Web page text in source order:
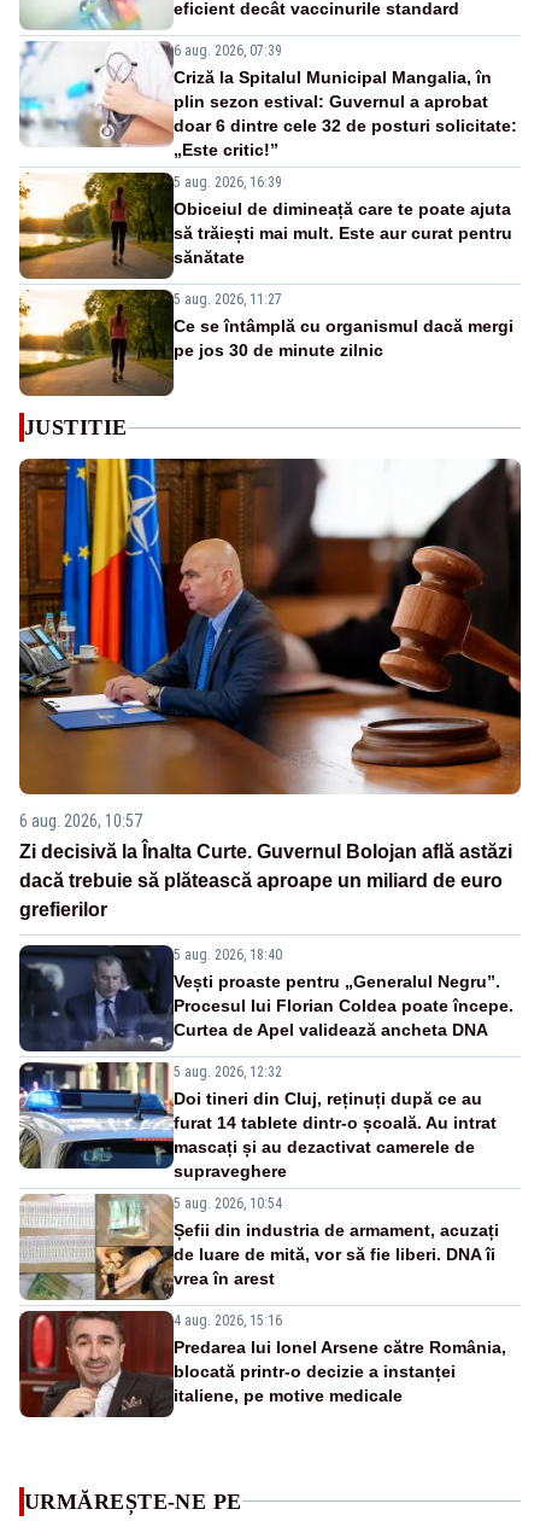
eficient decât vaccinurile standard
6 aug. 2026, 07:39
Criză la Spitalul Municipal Mangalia, în
plin sezon estival: Guvernul a aprobat
doar 6 dintre cele 32 de posturi solicitate:
„Este critic!”
5 aug. 2026, 16:39
Obiceiul de dimineață care te poate ajuta
să trăiești mai mult. Este aur curat pentru
sănătate
5 aug. 2026, 11:27
Ce se întâmplă cu organismul dacă mergi
pe jos 30 de minute zilnic
JUSTITIE
6 aug. 2026, 10:57
Zi decisivă la Înalta Curte. Guvernul Bolojan află astăzi
dacă trebuie să plătească aproape un miliard de euro
grefierilor
5 aug. 2026, 18:40
Vești proaste pentru „Generalul Negru”.
Procesul lui Florian Coldea poate începe.
Curtea de Apel validează ancheta DNA
5 aug. 2026, 12:32
Doi tineri din Cluj, reținuți după ce au
furat 14 tablete dintr-o școală. Au intrat
mascați și au dezactivat camerele de
supraveghere
5 aug. 2026, 10:54
Șefii din industria de armament, acuzați
de luare de mită, vor să fie liberi. DNA îi
vrea în arest
4 aug. 2026, 15:16
Predarea lui Ionel Arsene către România,
blocată printr-o decizie a instanței
italiene, pe motive medicale
URMĂREȘTE-NE PE